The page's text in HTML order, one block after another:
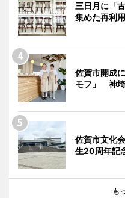
三日月に「
集めた再利
佐賀市開成
モフ」 神埼
佐賀市文化
生20周年記
も